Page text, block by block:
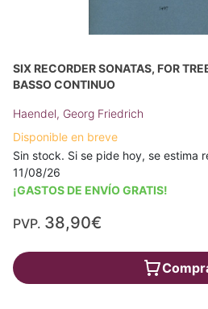
SIX RECORDER SONATAS, FOR
BASSO CONTINUO
Haendel, Georg Friedrich
Disponible en breve
Sin stock. Si se pide hoy, se estima
11/08/26
¡GASTOS DE ENVÍO GRATIS!
PVP. 38,90€